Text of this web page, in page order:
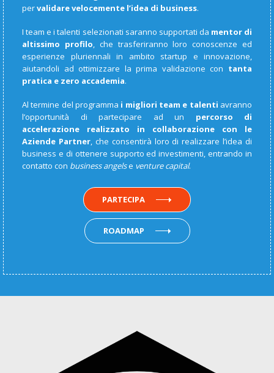
pervalidare velocemente l’idea di business.
I team e i talenti selezionati saranno supportati da mentor di
altissimo profilo, che trasferiranno loro conoscenze ed
esperienze pluriennali in ambito startup e innovazione,
aiutandoli ad ottimizzare la prima validazione con tanta
pratica e zero accademia.
Al termine del programma i migliori team e talenti avranno
l’opportunità di partecipare ad un percorso di
accelerazione realizzato in collaborazione con le
Aziende Partner, che consentirà loro di realizzare l’idea di
business e di ottenere supporto ed investimenti, entrando in
contatto con business angelse venture capital.
PARTECIPA
ROADMAP